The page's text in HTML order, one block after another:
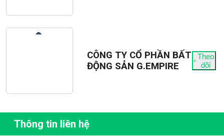
CÔNG TY CỔ PHẦN BẤT
ĐỘNG SẢN G.EMPIRE
Theo
dõi
Thông tin liên hệ